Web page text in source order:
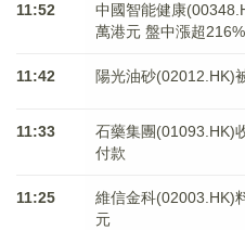
11:52
中國智能健康
萬港元 ​​​​​​​盤中漲超216%
11:42 陽光油砂(02012.HK)
11:33
石藥集團(01093.HK)
付款
11:25
維信金科(02003.HK)
元